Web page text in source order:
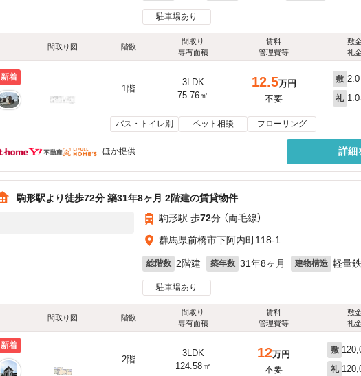
駐車場あり
間取り図 階数
間取り
専有面積
賃料
管理費等
敷
礼
新着
1階
3LDK
75.76㎡
12.5万円
不要
敷 2.0
礼 1.0
バス・トイレ別 ペット相談 フローリング
ほか提供 詳細
駒形駅より徒歩72分 築31年8ヶ月 2階建の賃貸物件
駒形駅 歩72分 （両毛線）
群馬県前橋市下阿内町118-1
総階数 2階建 築年数 31年8ヶ月 建物構造 軽量
駐車場あり
間取り図 階数
間取り
専有面積
賃料
管理費等
敷
礼
新着
2階
3LDK
124.58㎡
12万円
不要
敷
礼